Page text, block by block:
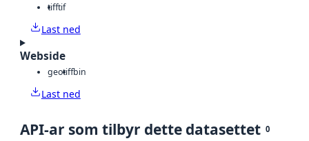
tifftif
Last ned
Webside
geotiffbin
Last ned
API-ar som tilbyr dette datasettet 0